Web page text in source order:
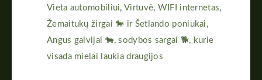
Vieta automobiliui,Virtuvė, WIFI internetas,
Žemaitukų žirgai 🐎 ir Šetlando poniukai,
Angus galvijai 🐄, sodybos sargai 🐕, kurie
visada mielai laukia draugijos